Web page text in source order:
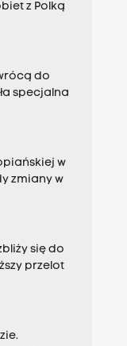
z Polką
do
specjalna
w
zmiany w
się do
przelot